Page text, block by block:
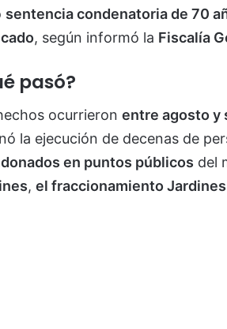
sentencia condenatoria de 70
, según informó la Fiscalía
pasó?
ocurrieron entre agosto y
la ejecución de decenas de
en puntos públicos del
, el fraccionamiento